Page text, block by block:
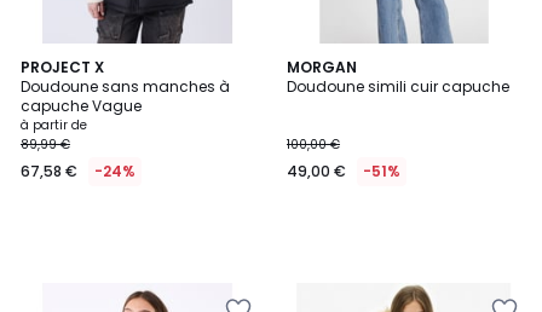
PROJECT X
Doudoune sans manches à
capuche Vague
à partir de
89,99 €
67,58 € -24%
MORGAN
Doudoune simili cuir capuche
100,00 €
49,00 € -51%